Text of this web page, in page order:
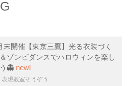
末開催【東京三鷹】光る衣装づく
ゾンビダンスでハロウィンを楽し
👻 new!
表現教室そうぞう